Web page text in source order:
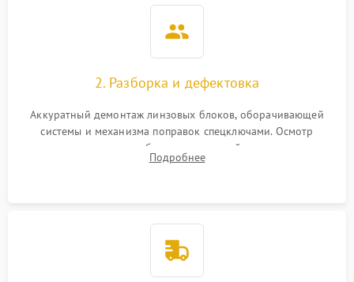
2. Разборка и дефектовка
Аккуратный демонтаж линзовых блоков, оборачивающей
системы и механизма поправок спецключами. Осмотр
внутренних резьбовых соединений, пружин и
уплотнительных колец. Поиск причин люфта, смещения
Подробнее